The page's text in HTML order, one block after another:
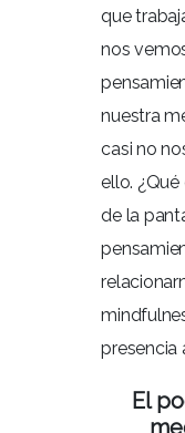
que
nos
nuestra
casi no
ello.
de la
presencia
El